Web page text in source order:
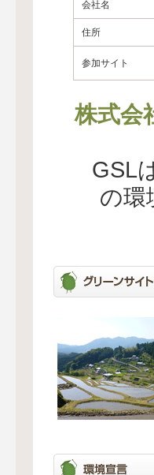
会社名
住所
参加サイト
株式会
GSL
の環